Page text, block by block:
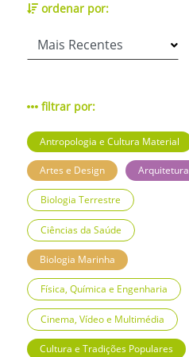
ordenar por:
filtrar por:
Antropologia e Cultura Material
Artes e Design Arquitetura
Biologia Terrestre
Ciências da Saúde
Biologia Marinha
Física, Química e Engenharia
Cinema, Vídeo e Multimédia
Cultura e Tradições Populares